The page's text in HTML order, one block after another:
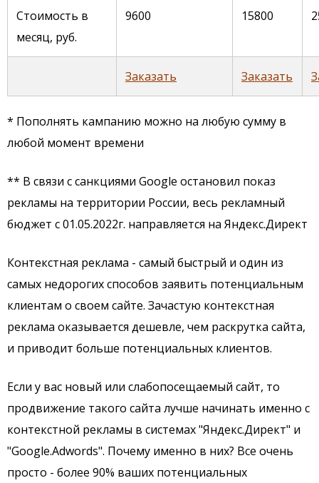
Стоимость в
месяц, руб.
9600 15800
Заказать Заказать
* Пополнять кампанию можно на любую сумму в
любой момент времени
** В связи с санкциями Google остановил показ
рекламы на территории России, весь рекламный
бюджет с 01.05.2022г. направляется на Яндекс.Директ
Контекстная реклама - самый быстрый и один из
самых недорогих способов заявить потенциальным
клиентам о своем сайте. Зачастую контекстная
реклама оказывается дешевле, чем раскрутка сайта,
и приводит больше потенциальных клиентов.
Если у вас новый или слабопосещаемый сайт, то
продвижение такого сайта лучше начинать именно с
контекстной рекламы в системах "Яндекс.Директ" и
"Google.Adwords". Почему именно в них? Все очень
просто - более 90% ваших потенциальных